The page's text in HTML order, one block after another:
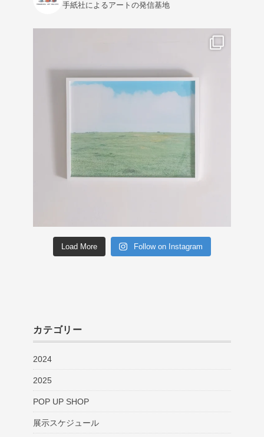
手紙社によるアートの発信基地
Load More Follow on Instagram
カテゴリー
2024
2025
POP UP SHOP
展示スケジュール